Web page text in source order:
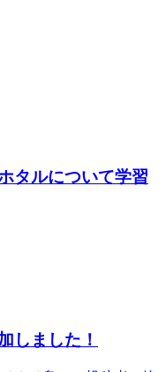
タルについて学習
しました！